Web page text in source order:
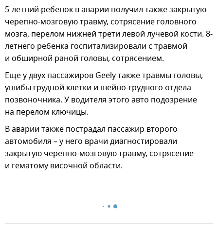
5-летний ребенок в аварии получил также закрытую
черепно-мозговую травму, сотрясение головного
мозга, перелом нижней трети левой лучевой кости. 8-
летнего ребенка госпитализировали с травмой
и обширной раной головы, сотрясением.
Еще у двух пассажиров Geely также травмы головы,
ушибы грудной клетки и шейно-грудного отдела
позвоночника. У водителя этого авто подозрение
на перелом ключицы.
В аварии также пострадал пассажир второго
автомобиля – у него врачи диагностировали
закрытую черепно-мозговую травму, сотрясение
и гематому височной области.